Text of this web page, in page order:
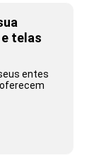
telas
entes